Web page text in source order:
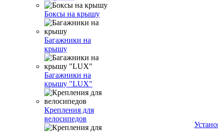
Боксы на крышу
Багажники на
крышу
Багажники на
крышу "LUX"
Крепления для
велосипедов